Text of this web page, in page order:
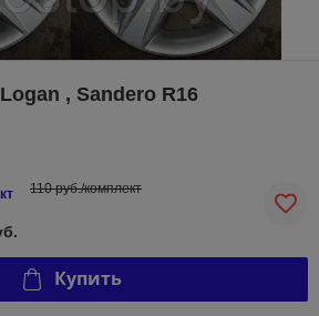
, Sandero R16
110 руб./комплект
Купить